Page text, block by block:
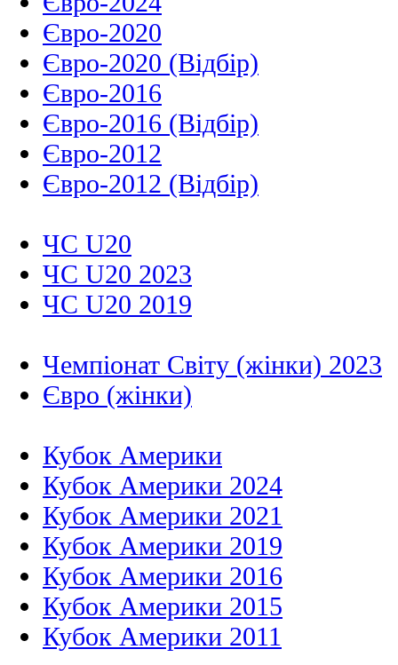
Євро-2020
Євро-2020 (Відбір)
Євро-2016
Євро-2016 (Відбір)
Євро-2012
Євро-2012 (Відбір)
ЧС U20
ЧС U20 2023
ЧС U20 2019
Чемпіонат Світу (жінки) 2023
Євро (жінки)
Кубок Америки
Кубок Америки 2024
Кубок Америки 2021
Кубок Америки 2019
Кубок Америки 2016
Кубок Америки 2015
Кубок Америки 2011